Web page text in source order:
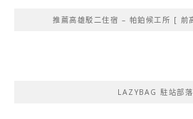
推薦高雄駁二住宿 – 帕鉑候工所 [ 前
LAZYBAG 駐站部